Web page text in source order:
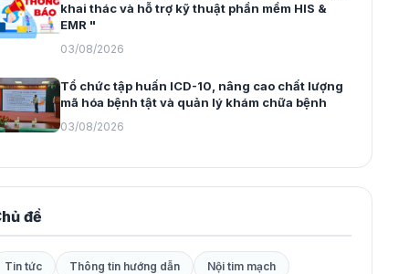
khai thác và hỗ trợ kỹ thuật phần mềm HIS &
EMR "
03/08/2026
Tổ chức tập huấn ICD-10, nâng cao chất lượng
mã hóa bệnh tật và quản lý khám chữa bệnh
03/08/2026
đề
Tin tức Thông tin hướng dẫn Nội tim mạch